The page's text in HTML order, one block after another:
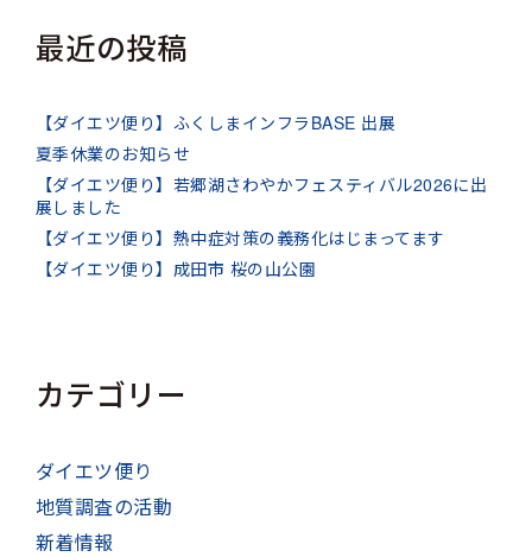
最近の投稿
【ダイエツ便り】ふくしまインフラBASE 出展
夏季休業のお知らせ
【ダイエツ便り】若郷湖さわやかフェスティバル2026に出
展しました
【ダイエツ便り】熱中症対策の義務化はじまってます
【ダイエツ便り】成田市 桜の山公園
カテゴリー
ダイエツ便り
地質調査の活動
新着情報